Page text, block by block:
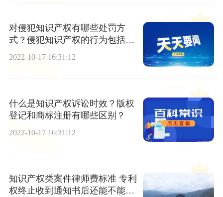
对侵犯知识产权有哪些处罚方
式？侵犯知识产权的行为包括哪
些？
2022-10-17 16:31:12
什么是知识产权诉讼时效？版权
登记和商标注册有哪些区别？
2022-10-17 16:31:12
知识产权类案件律师费标准 专利
权终止收到通知书后还能不能恢